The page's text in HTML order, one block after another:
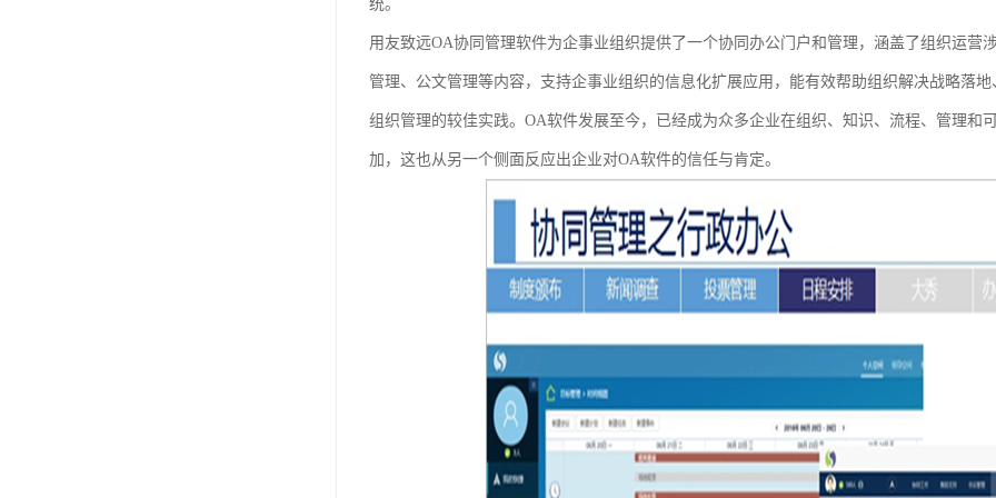
统。
用友致远OA协同管理软件为企事业组织提供了一个协同办公门户和管理，涵盖了组织运营
管理、公文管理等内容，支持企事业组织的信息化扩展应用，能有效帮助组织解决战略落
组织管理的较佳实践。OA软件发展至今，已经成为众多企业在组织、知识、流程、管理和
加，这也从另一个侧面反应出企业对OA软件的信任与肯定。